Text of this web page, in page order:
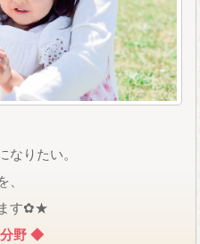
なりたい。
、
ます✿★
分野 ◆